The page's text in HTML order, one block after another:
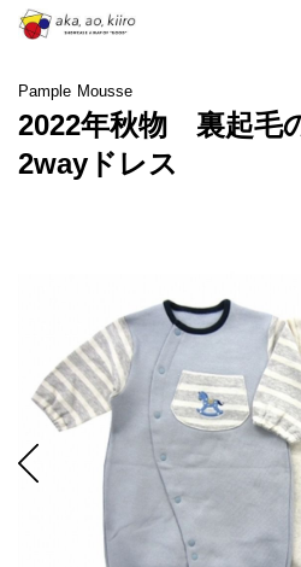
Pample Mousse
2022年秋物 裏起毛
2wayドレス